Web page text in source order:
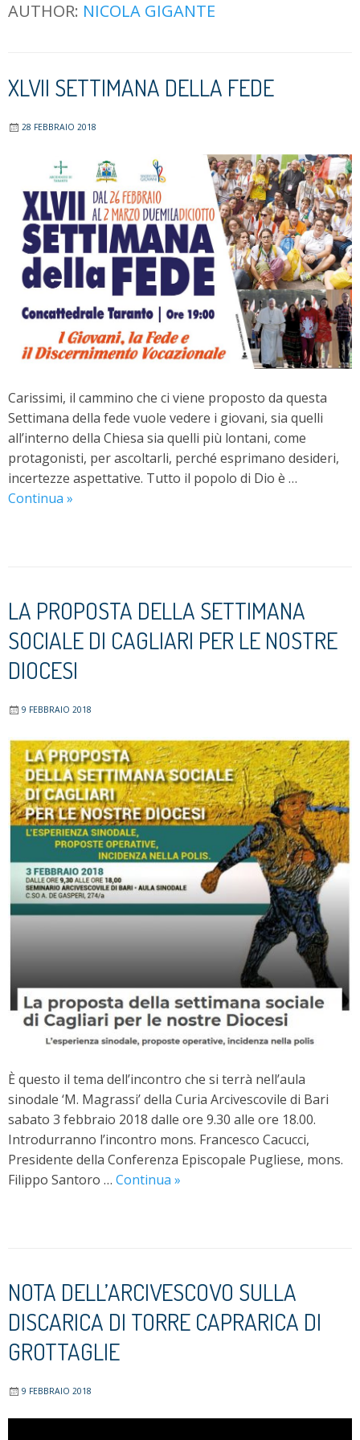
AUTHOR: NICOLA GIGANTE
XLVII SETTIMANA DELLA FEDE
28 FEBBRAIO 2018
Carissimi, il cammino che ci viene proposto da questa
Settimana della fede vuole vedere i giovani, sia quelli
all’interno della Chiesa sia quelli più lontani, come
protagonisti, per ascoltarli, perché esprimano desideri,
incertezze aspettative. Tutto il popolo di Dio è …
Continua XLVII
»
LA PROPOSTA DELLA SETTIMANA
SOCIALE DI CAGLIARI PER LE NOSTRE
DIOCESI
9 FEBBRAIO 2018
È questo il tema dell’incontro che si terrà nell’aula
sinodale ‘M. Magrassi’ della Curia Arcivescovile di Bari
sabato 3 febbraio 2018 dalle ore 9.30 alle ore 18.00.
Introdurranno l’incontro mons. Francesco Cacucci,
Presidente della Conferenza Episcopale Pugliese, mons.
Filippo Santoro … Continua La
Cagliari
per
»
NOTA DELL’ARCIVESCOVO SULLA
DISCARICA DI TORRE CAPRARICA DI
GROTTAGLIE
9 FEBBRAIO 2018